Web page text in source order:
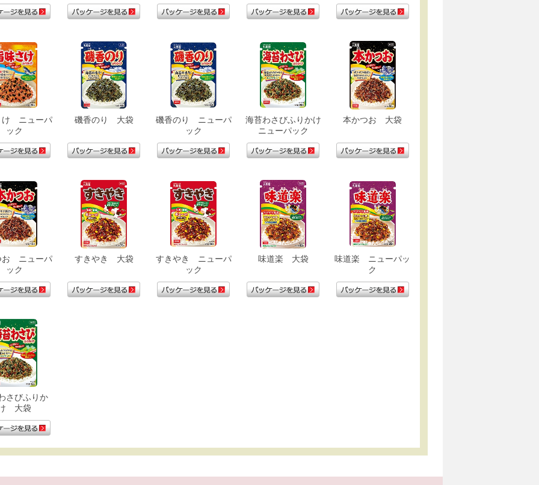
け ニューパ
ック
磯香のり 大袋
磯香のり ニューパ
ック
海苔わさびふりかけ
ニューパック
本かつお 大袋
お ニューパ
ック
すきやき 大袋
すきやき ニューパ
ック
味道楽 大袋
味道楽 ニューパッ
ク
さびふりか
大袋